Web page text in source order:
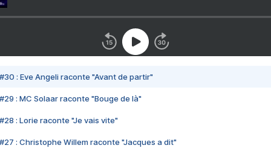
#30 : Eve Angeli raconte "Avant de partir"
#29 : MC Solaar raconte "Bouge de là"
#28 : Lorie raconte "Je vais vite"
#27 : Christophe Willem raconte "Jacques a dit"